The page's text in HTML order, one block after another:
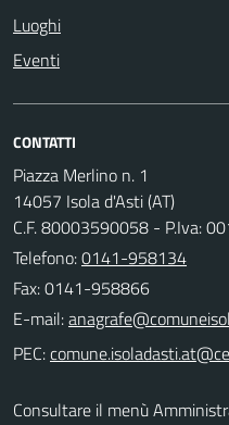
Luoghi
Eventi
CONTATTI
Piazza Merlino n. 1
14057 Isola d'Asti (AT)
C.F. 80003590058 - P.Iva:
Telefono:0141-958134
Fax: 0141-958866
E-mail:
PEC:
Consultare il menù